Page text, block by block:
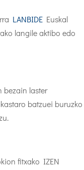
LANBIDE Euskal
langile aktibo edo
bezain laster
batzuei buruzko
fitxako IZEN